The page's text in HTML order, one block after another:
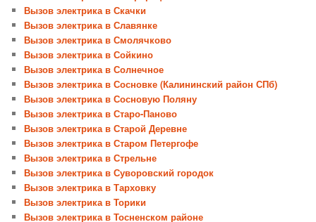
Вызов электрика в Скачки
Вызов электрика в Славянке
Вызов электрика в Смолячково
Вызов электрика в Сойкино
Вызов электрика в Солнечное
Вызов электрика в Сосновке (Калининский район СПб)
Вызов электрика в Сосновую Поляну
Вызов электрика в Старо-Паново
Вызов электрика в Старой Деревне
Вызов электрика в Старом Петергофе
Вызов электрика в Стрельне
Вызов электрика в Суворовский городок
Вызов электрика в Тарховку
Вызов электрика в Торики
Вызов электрика в Тосненском районе